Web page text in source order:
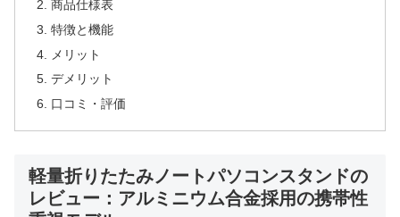
商品仕様表
特徴と機能
メリット
デメリット
口コミ・評価
軽量折りたたみノートパソコンスタンドの
レビュー：アルミニウム合金採用の携帯性